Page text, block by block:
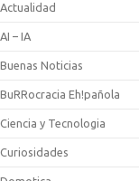
Actualidad
AI – IA
Buenas Noticias
BuRRocracia Eh!pañola
Ciencia y Tecnologia
Curiosidades